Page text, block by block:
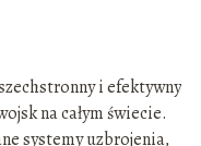
i efektywny
na całym świecie.
systemy uzbrojenia,